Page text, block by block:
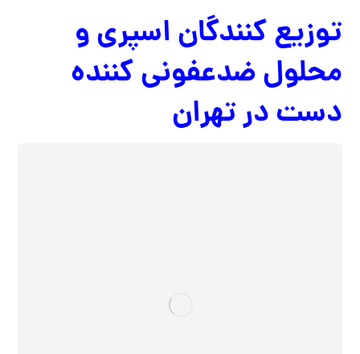
توزیع کنندگان اسپری و
محلول ضدعفونی کننده
دست در تهران